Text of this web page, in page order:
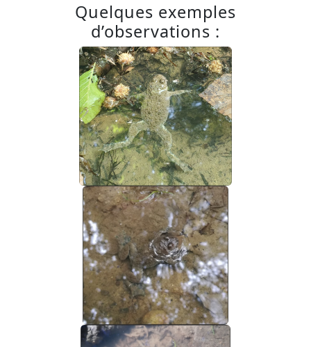
Quelques exemples
d’observations :